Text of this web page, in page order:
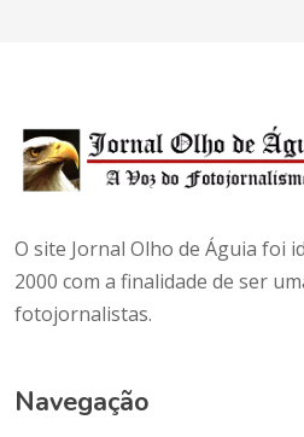
O site Jornal Olho de Águia foi
2000 com a finalidade de ser
fotojornalistas.
Navegação